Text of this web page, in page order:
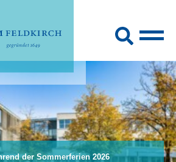
der Sommerferien 2026